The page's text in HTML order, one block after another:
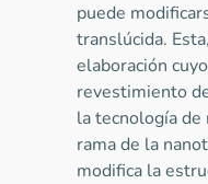
puede
translúcida.
elaboración
revestimiento
la tecnología de
rama de la
modifica la